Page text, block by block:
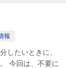
報
したいときに、
今回は、不要に